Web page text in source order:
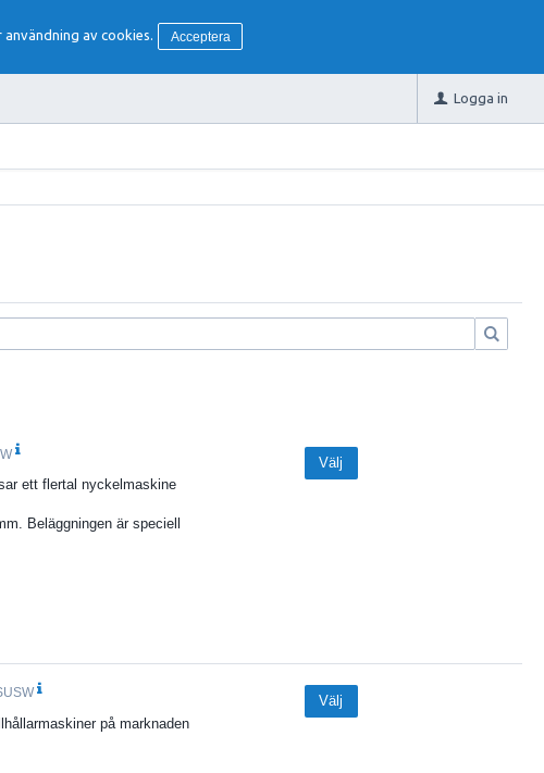
av cookies. Acceptera
Logga in
ett flertal nyckelmaskine
Beläggningen är speciell
Välj
på marknaden
Välj